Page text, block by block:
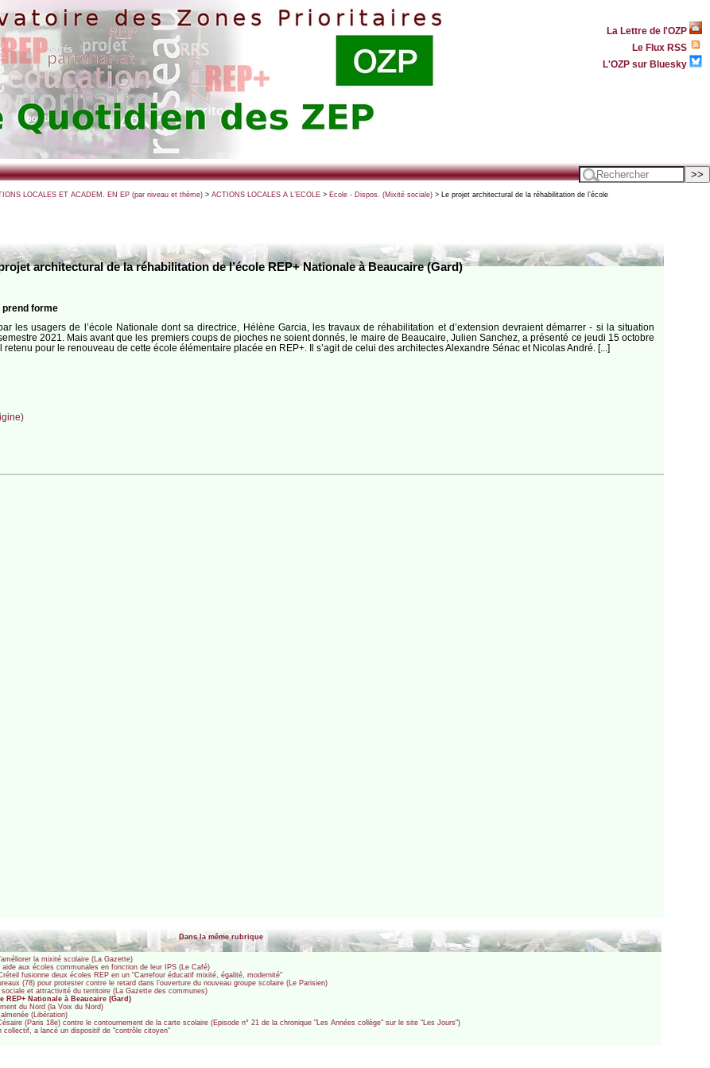
La Lettre de l'OZP
Le Flux RSS
L'OZP sur Bluesky
LOCALES ET ACADEM. EN EP (par niveau et thème)> ACTIONS LOCALES A L’ECOLE> Ecole - Dispos. (Mixité sociale)> Le projet architectural de la réhabilitation de l’école
architectural de la réhabilitation de l’école REP+ Nationale à Beaucaire (Gard)
prend forme
les usagers de l’école Nationale dont sa directrice, Hélène Garcia, les travaux de réhabilitation et d’extension devraient démarrer - si la situation
2021. Mais avant que les premiers coups de pioches ne soient donnés, le maire de Beaucaire, Julien Sanchez, a présenté ce jeudi 15 octobre
pour le renouveau de cette école élémentaire placée en REP+. Il s’agit de celui des architectes Alexandre Sénac et Nicolas André. [...]
Dans la même rubrique
la mixité scolaire (La Gazette)
aux écoles communales en fonction de leur IPS (Le Café)
fusionne deux écoles REP en un "Carrefour éducatif mixité, égalité, modernité"
(78) pour protester contre le retard dans l’ouverture du nouveau groupe scolaire (Le Parisien)
et attractivité du territoire (La Gazette des communes)
Nationale à Beaucaire (Gard)
du Nord (la Voix du Nord)
(Libération)
(Paris 18e) contre le contournement de la carte scolaire (Episode n° 21 de la chronique "Les Années collège" sur le site "Les Jours")
collectif, a lancé un dispositif de "contrôle citoyen"